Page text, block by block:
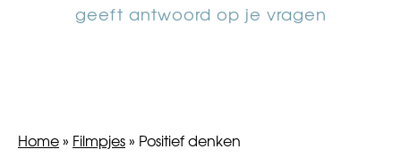
geeft antwoord op je vragen
Home» Filmpjes» Positief denken